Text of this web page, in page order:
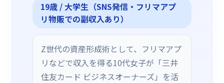
19歳 / 大学生（SNS発信・フリマアプ
リ物販での副収入あり）
Z世代の資産形成術として、フリマアプ
リなどで収入を得る10代女子が「三井
住友カード ビジネスオーナーズ」を活